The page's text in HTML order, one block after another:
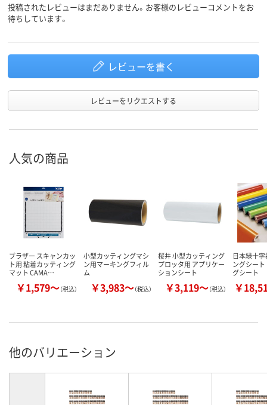
投稿されたレビューはまだありません。お客様のレビューコメントをお
待ちしています。
レビューを書く
レビューをリクエストする
人気の商品
ブラザー スキャンカッ
ト用 粘着カッティング
マット CAMA…
￥1,579～（税込）
小型カッティングマシ
ン用マーキングフィル
ム
￥3,983～（税込）
桜井 小型カッティング
プロッタ用 アプリケー
ションシート
￥3,119～（税込）
日本緑十
ングシー
グシート
￥
他のバリエーション